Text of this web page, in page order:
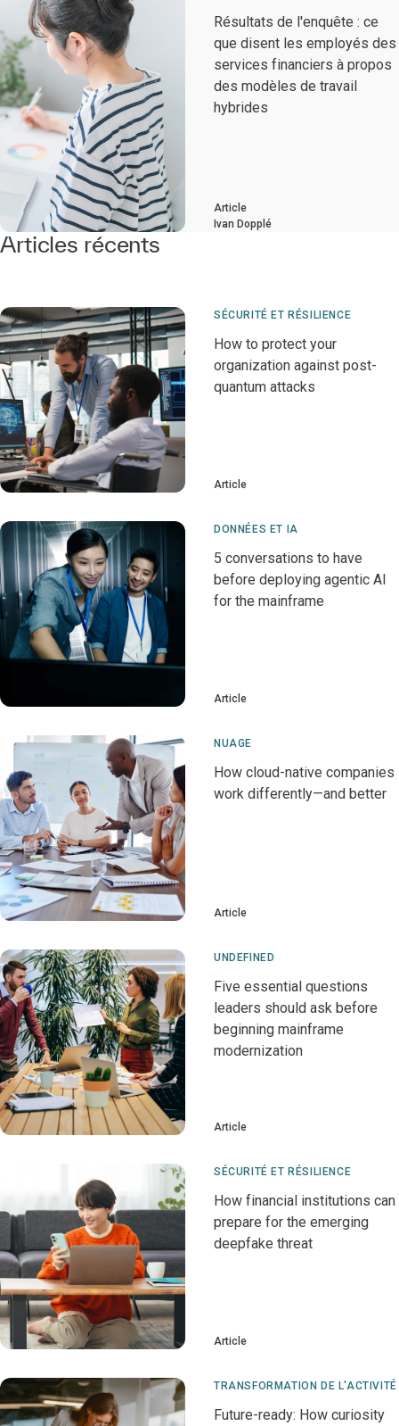
Résultats de l'enquête : ce
que disent les employés des
services financiers à propos
des modèles de travail
hybrides
Article
Ivan Dopplé
Articles récents
SÉCURITÉ ET RÉSILIENCE
How to protect your
organization against post-
quantum attacks
Article
DONNÉES ET IA
5 conversations to have
before deploying agentic AI
for the mainframe
Article
NUAGE
How cloud-native companies
work differently—and better
Article
UNDEFINED
Five essential questions
leaders should ask before
beginning mainframe
modernization
Article
SÉCURITÉ ET RÉSILIENCE
How financial institutions can
prepare for the emerging
deepfake threat
Article
TRANSFORMATION DE L'ACTIVITÉ
Future-ready: How curiosity